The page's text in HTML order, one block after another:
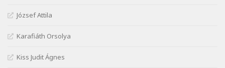
Nagy Bandó András: Bagon át
Szélkiáltó
Nagy Bandó András: Botos tánc
Nagy Bandó András: Egérút
József Attila
Karafiáth Orsolya
Kiss Judit Ágnes